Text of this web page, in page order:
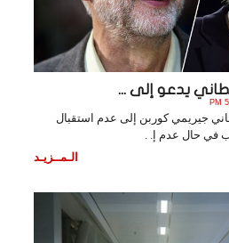
يدعو إلى ...
جيريمي كوربن إلى عدم استقبال
في حال عدم إ. .
الـمــزيـد